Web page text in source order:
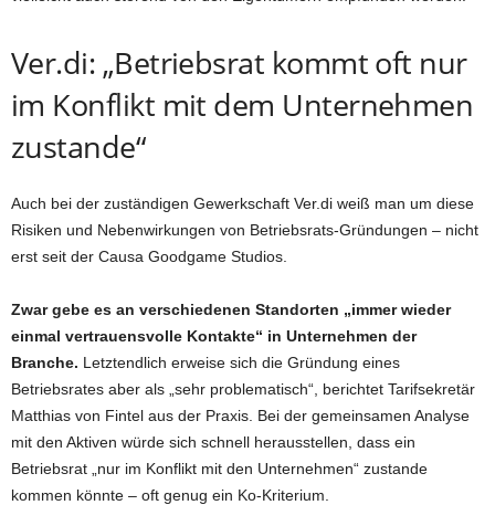
Ver.di: „Betriebsrat kommt oft nur
im Konflikt mit dem Unternehmen
zustande“
Auch bei der zuständigen Gewerkschaft Ver.di weiß man um diese
Risiken und Nebenwirkungen von Betriebsrats-Gründungen – nicht
erst seit der Causa Goodgame Studios.
Zwar gebe es an verschiedenen Standorten „immer wieder
einmal vertrauensvolle Kontakte“ in Unternehmen der
Branche. Letztendlich erweise sich die Gründung eines
Betriebsrates aber als „sehr problematisch“, berichtet Tarifsekretär
Matthias von Fintel aus der Praxis. Bei der gemeinsamen Analyse
mit den Aktiven würde sich schnell herausstellen, dass ein
Betriebsrat „nur im Konflikt mit den Unternehmen“ zustande
kommen könnte – oft genug ein Ko-Kriterium.